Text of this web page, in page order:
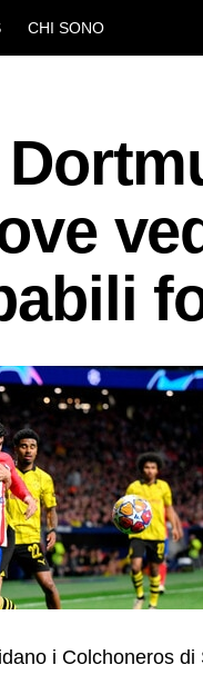
CHI SONO
i Colchoneros